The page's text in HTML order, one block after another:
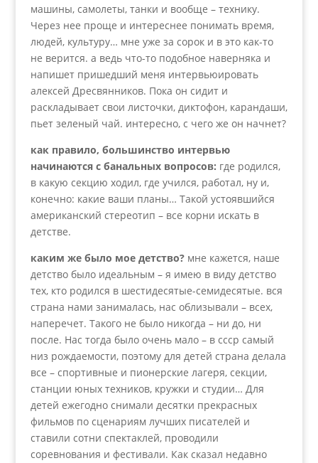
машины, самолеты, танки и вообще – технику.
Через нее проще и интереснее понимать время,
людей, культуру… мне уже за сорок и в это как-то
не верится. а ведь что-то подобное наверняка и
напишет пришедший меня интервьюировать
алексей Дресвянников. Пока он сидит и
раскладывает свои листочки, диктофон, карандаши,
пьет зеленый чай. интересно, с чего же он начнет?
как правило, большинство интервью
начинаются с банальных вопросов: где родился,
в какую секцию ходил, где учился, работал, ну и,
конечно: какие ваши планы… Такой устоявшийся
американский стереотип – все корни искать в
детстве.
каким же было мое детство? мне кажется, наше
детство было идеальным – я имею в виду детство
тех, кто родился в шестидесятые-семидесятые. вся
страна нами занималась, нас облизывали – всех,
наперечет. Такого не было никогда – ни до, ни
после. Нас тогда было очень мало – в ссср самый
низ рождаемости, поэтому для детей страна делала
все – спортивные и пионерские лагеря, секции,
станции юных техников, кружки и студии… Для
детей ежегодно снимали десятки прекрасных
фильмов по сценариям лучших писателей и
ставили сотни спектаклей, проводили
соревнования и фестивали. Как сказал недавно